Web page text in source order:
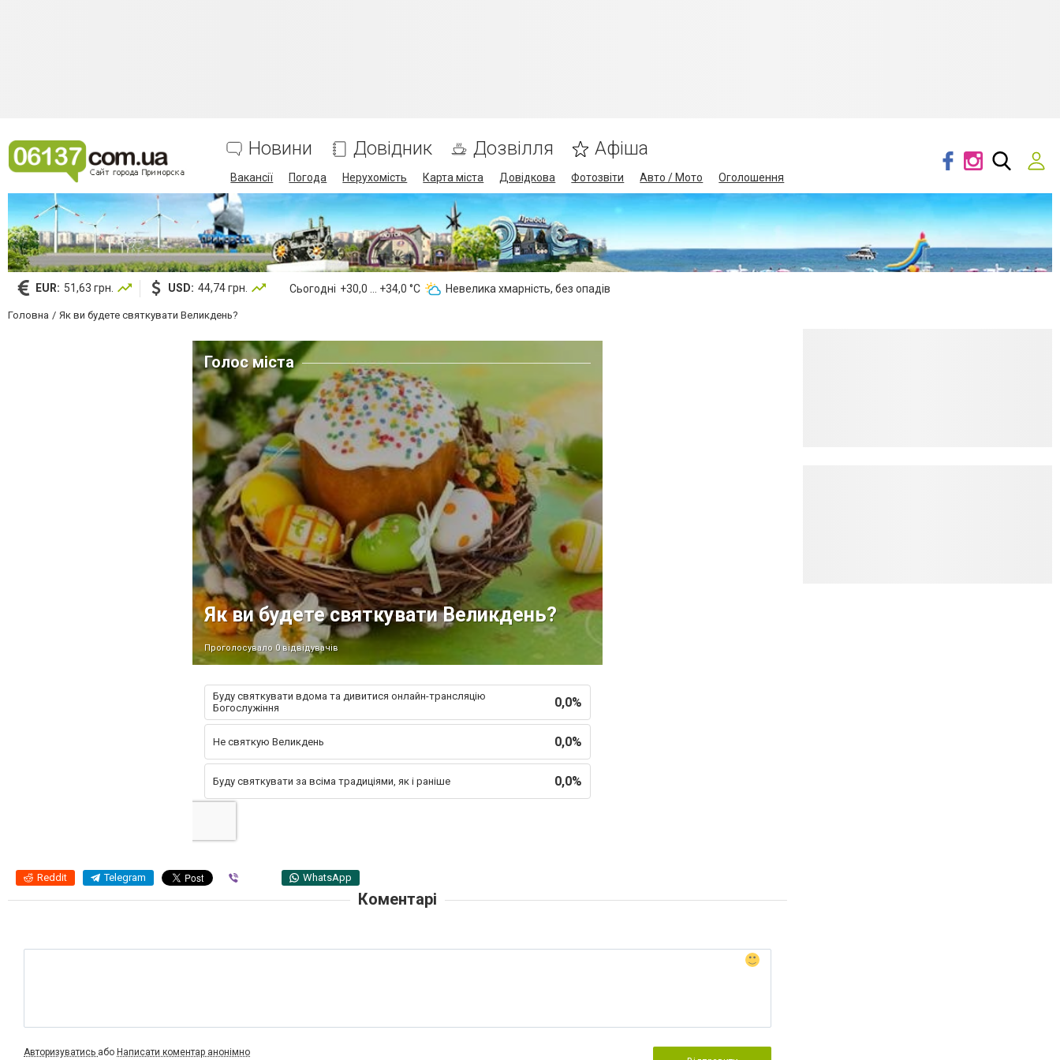
Новини Довідник Дозвілля Афіша
Вакансії Погода Нерухомість Карта міста Довідкова Фотозвіти Авто / Мото Оголошення
EUR: 51,63 грн. USD: 44,74 грн. Сьогодні +30,0 ... +34,0 °С Невелика хмарність, без опадів
Головна Як ви будете святкувати Великдень?
Голос міста
Як ви будете святкувати Великдень?
Проголосувало 0 відвідувачів
0,0%
Буду святкувати вдома та дивитися онлайн-трансляцію
Богослужіння
0,0%
Не святкую Великдень
0,0%
Буду святкувати за всіма традиціями, як і раніше
Reddit Telegram WhatsApp
Коментарі
Авторизуватись або Написати коментар анонімно